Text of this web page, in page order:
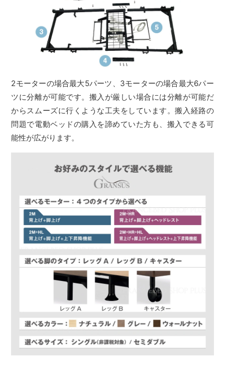
2モーターの場合最大5パーツ、3モーターの場合最大6パー
ツに分離が可能です。搬入が厳しい場合には分離が可能だ
からスムーズに行くような工夫をしています。搬入経路の
問題で電動ベッドの購入を諦めていた方も、搬入できる可
能性が広がります。